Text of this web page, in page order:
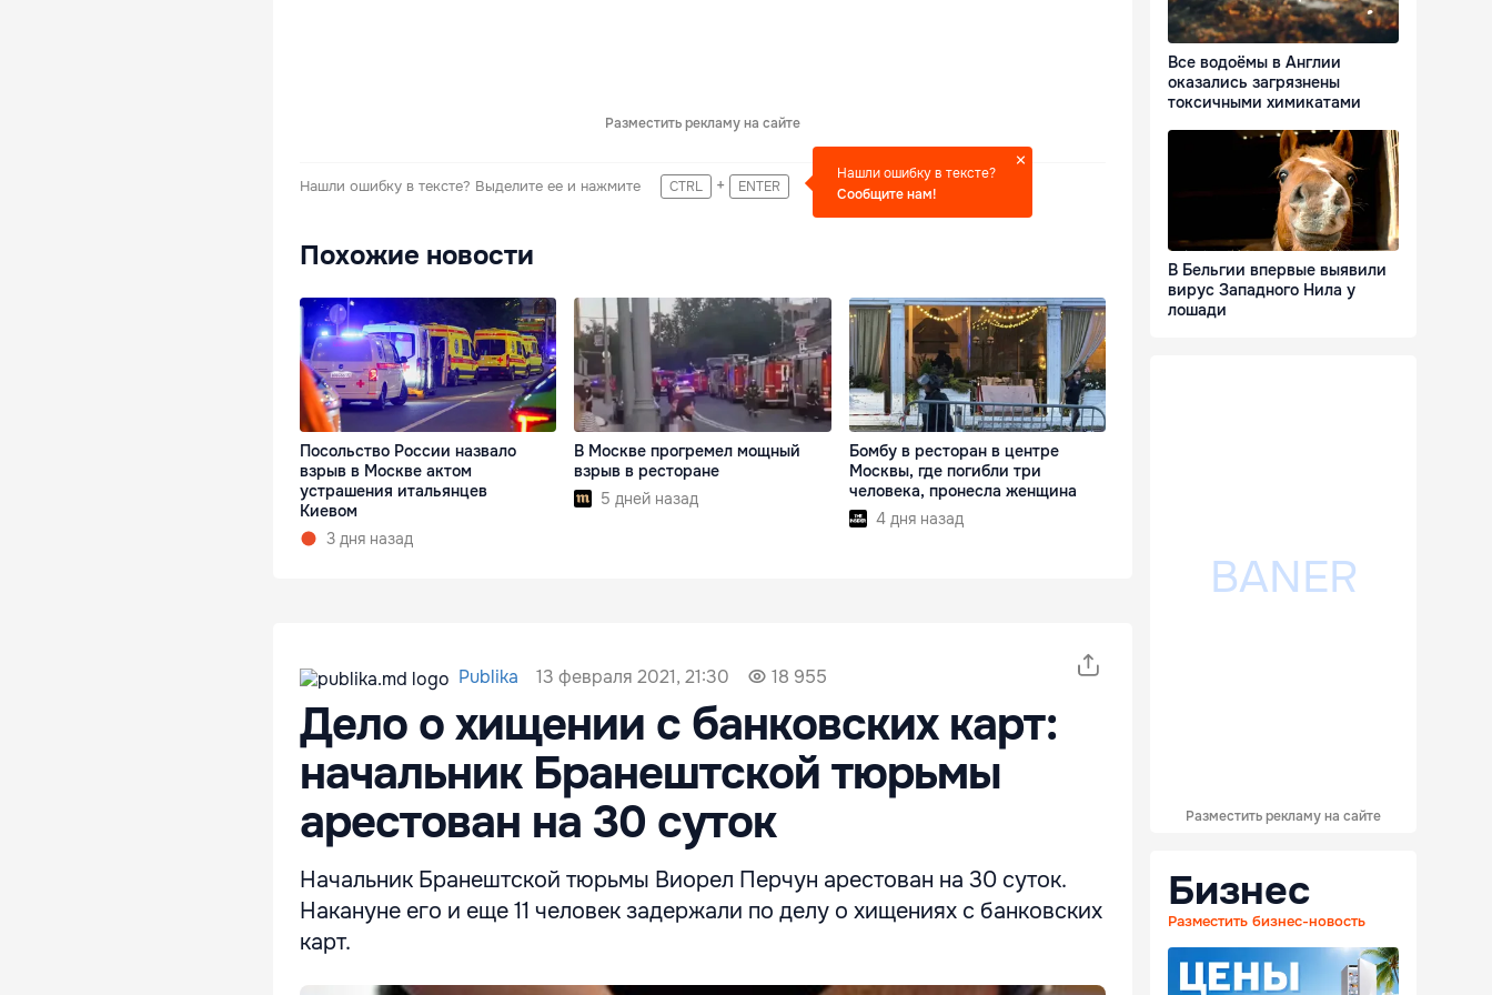
Разместить рекламу на сайте
Нашли ошибку в тексте? Выделите ее и нажмите CTRL + ENTER
Нашли ошибку в тексте?
Сообщите нам!
Похожие новости
Посольство России назвало
взрыв в Москве актом
устрашения итальянцев
Киевом
3 дня назад
В Москве прогремел мощный
взрыв в ресторане
5 дней назад
Бомбу в ресторан в центре
Москвы, где погибли три
человека, пронесла женщина
4 дня назад
Publika 13 февраля 2021, 21:30 18 955
Дело о хищении с банковских карт:
начальник Бранештской тюрьмы
арестован на 30 суток
Начальник Бранештской тюрьмы Виорел Перчун арестован на 30 суток.
Накануне его и еще 11 человек задержали по делу о хищениях с банковских
карт.
Все водоёмы в Англии
оказались загрязнены
токсичными химикатами
В Бельгии впервые выявили
вирус Западного Нила у
лошади
Разместить рекламу на сайте
Бизнес
Разместить бизнес-новость